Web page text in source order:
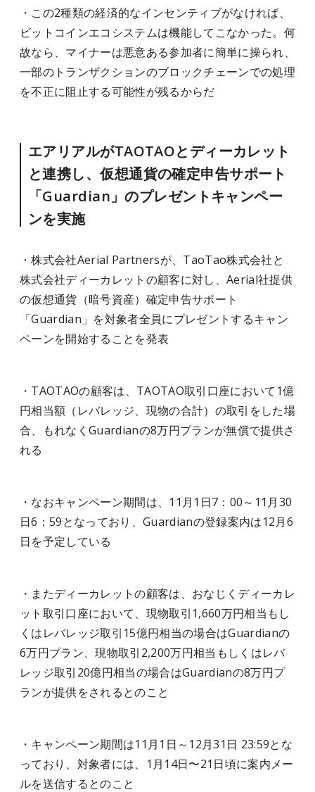
・この2種類の経済的なインセンティブがなければ、
ビットコインエコシステムは機能してこなかった。何
故なら、マイナーは悪意ある参加者に簡単に操られ、
一部のトランザクションのブロックチェーンでの処理
を不正に阻止する可能性が残るからだ
エアリアルがTAOTAOとディーカレット
と連携し、仮想通貨の確定申告サポート
「Guardian」のプレゼントキャンペー
ンを実施
・株式会社Aerial Partnersが、TaoTao株式会社と
株式会社ディーカレットの顧客に対し、Aerial社提供
の仮想通貨（暗号資産）確定申告サポート
「Guardian」を対象者全員にプレゼントするキャン
ペーンを開始することを発表
・TAOTAOの顧客は、TAOTAO取引口座において1億
円相当額（レバレッジ、現物の合計）の取引をした場
合、もれなくGuardianの8万円プランが無償で提供さ
れる
・なおキャンペーン期間は、11月1日7：00～11月30
日6：59となっており、Guardianの登録案内は12月6
日を予定している
・またディーカレットの顧客は、おなじくディーカレ
ット取引口座において、現物取引1,660万円相当もし
くはレバレッジ取引15億円相当の場合はGuardianの
6万円プラン、現物取引2,200万円相当もしくはレバ
レッジ取引20億円相当の場合はGuardianの8万円プ
ランが提供をされるとのこと
・キャンペーン期間は11月1日～12月31日 23:59とな
っており、対象者には、1月14日〜21日頃に案内メー
ルを送信するとのこと